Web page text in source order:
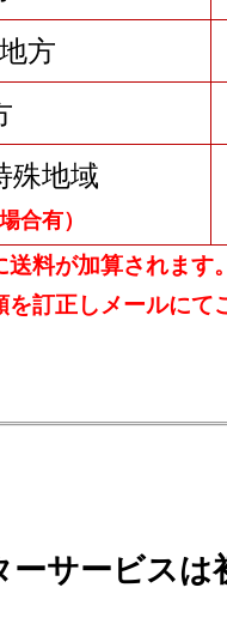
方
殊地域
合有）
料が加算されます
を訂正しメールにて
サービスは